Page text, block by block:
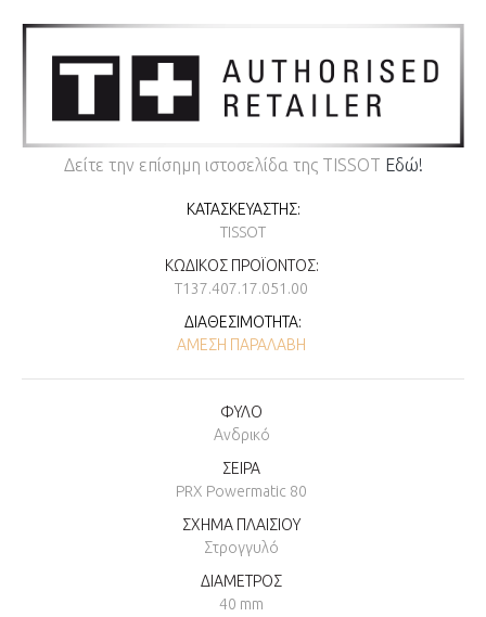
Δείτε την επίσημη ιστοσελίδα της TISSOT Εδώ!
ΚΑΤΑΣΚΕΥΑΣΤΉΣ:
TISSOT
ΚΩΔΙΚΌΣ ΠΡΟΪΌΝΤΟΣ:
T137.407.17.051.00
ΔΙΑΘΕΣΙΜΌΤΗΤΑ:
ΆΜΕΣΗ ΠΑΡΑΛΑΒΉ
ΦΥΛΟ
Ανδρικό
ΣΕΙΡΑ
PRX Powermatic 80
ΣΧΗΜΑ ΠΛΑΙΣΙΟΥ
Στρογγυλό
ΔΙΑΜΕΤΡΟΣ
40 mm